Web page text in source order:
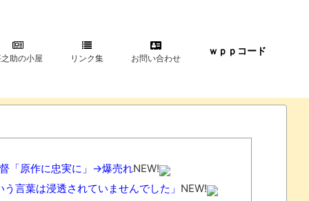
助の小屋 リンク集 お問い合わせ
ｗｐｐコード
「原作に忠実に」→爆売れNEW!
言葉は浸透されていませんでした」 NEW!